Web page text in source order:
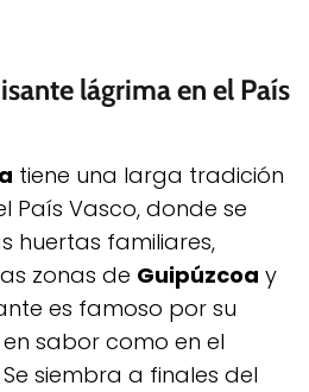
lágrima en el País
tiene una larga tradición
País Vasco, donde se
huertas familiares,
zonas de Guipúzcoa y
es famoso por su
sabor como en el
siembra a finales del